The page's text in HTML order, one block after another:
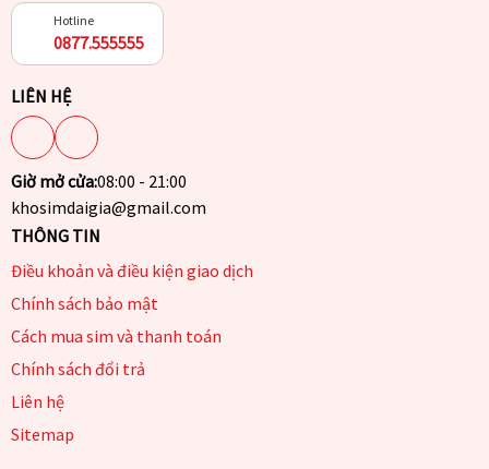
Hotline
0877.555555
LIÊN HỆ
Giờ mở cửa:08:00 - 21:00
khosimdaigia@gmail.com
THÔNG TIN
Điều khoản và điều kiện giao dịch
Chính sách bảo mật
Cách mua sim và thanh toán
Chính sách đổi trả
Liên hệ
Sitemap